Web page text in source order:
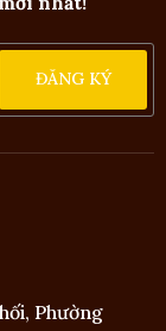
ĐĂNG KÝ
Phường